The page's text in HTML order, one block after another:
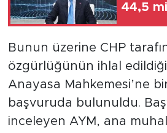
44,5
Bunun üzerine CHP
özgürlüğünün ihlal edildiği
Anayasa Mahkemesi’ne
başvuruda bulunuldu.
inceleyen AYM, ana